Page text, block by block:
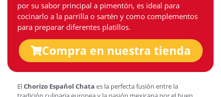
por su sabor principal a pimentón, es ideal para
cocinarlo a la parrilla o sartén y como complementos
para preparar diferentes platillos.
Compra en nuestra tienda
ElChorizo Español Chata es la perfecta fusión entre la